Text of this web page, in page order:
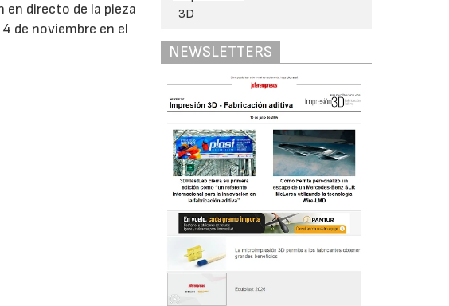
directo de la pieza
de noviembre en el
NEWSLETTERS